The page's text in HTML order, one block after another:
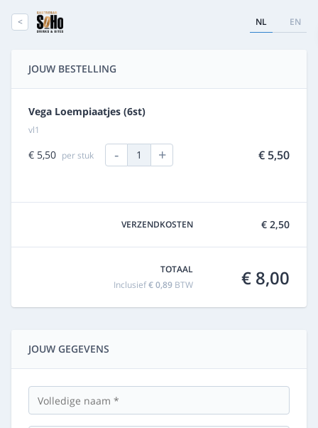
< NL EN
JOUW BESTELLING
Vega Loempiaatjes (6st)
vl1
€ 5,50 per stuk - 1 + € 5,50
VERZENDKOSTEN € 2,50
TOTAAL
Inclusief€ 0,89 BTW € 8,00
JOUW GEGEVENS